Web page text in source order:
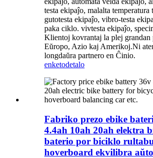
testa ekipaĵo, malalta temperatura
gutotesta ekipaĵo, vibro-testa
paka ciklo. vivtesta ekipaĵo,
Klientoj kovrantaj la plej grandan
Eŭropo, Azio kaj Amerikoj.Ni
longdaŭra partnero en Ĉinio.
enketodetalo
Fabriko prezo ebike
4.4ah 10ah 20ah elektra
baterio por biciklo
hoverboard ekvilibra